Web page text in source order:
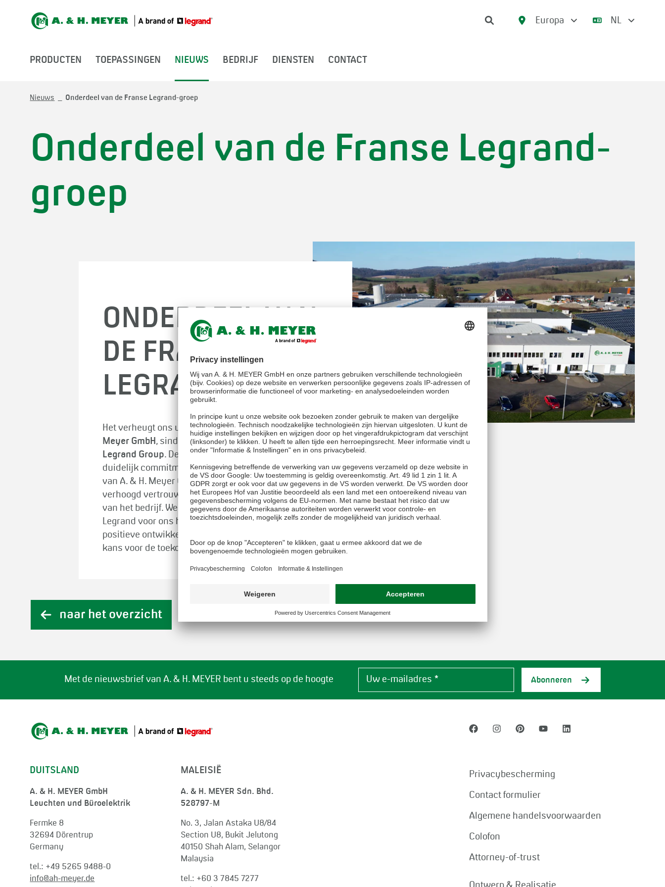
Europa NL
PRODUCTEN TOEPASSINGEN NIEUWS BEDRIJF DIENSTEN CONTACT
Nieuws Onderdeel van de Franse Legrand-groep
Onderdeel van de Franse Legrand-
groep
ONDERDEEL VAN
DE FRANSE
LEGRAND GROEP
Het verheugt ons u te kunnen meedelen dat wij,A. & H.
Meyer GmbH , sinds kortdeel uitmaken van de Franse
Legrand Group. De beslissing van Legrand is een
duidelijk commitment aan de prestaties en kwaliteit
van A. & H. Meyer GmbH in combinatie met een
verhoogd vertrouwen in de toekomstige ontwikkeling
van het bedrijf. We verwelkomen het feit dat we
Legrand voor ons hebben kunnen winnen als een zeer
positieve ontwikkeling en zien dit als een geweldige
kans voor de toekomst van ons bedrijf en de locatie.
naar het overzicht
Met de nieuwsbrief van A. & H. MEYER bent u steeds op de hoogte Abonneren
DUITSLAND
A. & H. MEYER GmbH
Leuchten und Büroelektrik
Fermke 8
32694 Dörentrup
Germany
tel.: +49 5265 9488-0
info@ah-meyer.de
MALEISIË
A. & H. MEYER Sdn. Bhd.
528797-M
No. 3, Jalan Astaka U8/84
Section U8, Bukit Jelutong
40150 Shah Alam, Selangor
Malaysia
tel.: +60 3 7845 7277
Privacybescherming
Contact formulier
Algemene handelsvoorwaarden
Colofon
Attorney-of-trust